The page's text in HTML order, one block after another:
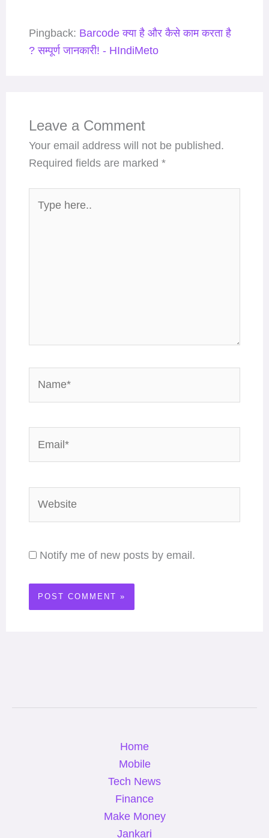
Pingback: Barcode क्या है और कैसे काम करता है
? सम्पूर्ण जानकारी! - HIndiMeto
Leave a Comment
Your email address will not be published.
Required fields are marked*
here..
Notify me of new posts by email.
Home
Mobile
Tech News
Finance
Make Money
Jankari